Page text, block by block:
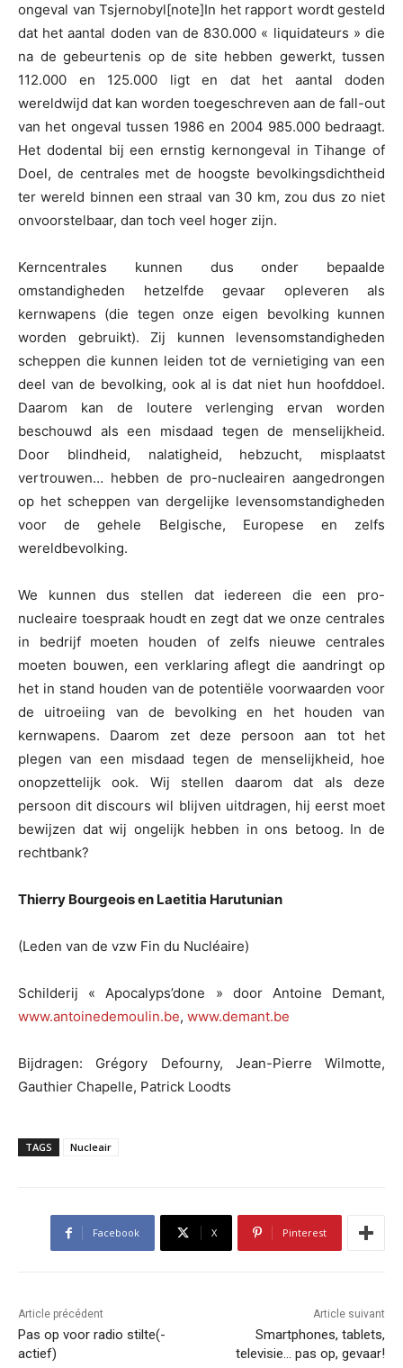
ongeval van Tsjernobyl[note]In het rapport wordt gesteld
dat het aantal doden van de 830.000 « liquidateurs » die
na de gebeurtenis op de site hebben gewerkt, tussen
112.000 en 125.000 ligt en dat het aantal doden
wereldwijd dat kan worden toegeschreven aan de fall-out
van het ongeval tussen 1986 en 2004 985.000 bedraagt.
Het dodental bij een ernstig kernongeval in Tihange of
Doel, de centrales met de hoogste bevolkingsdichtheid
ter wereld binnen een straal van 30 km, zou dus zo niet
onvoorstelbaar, dan toch veel hoger zijn.
Kerncentrales kunnen dus onder bepaalde
omstandigheden hetzelfde gevaar opleveren als
kernwapens (die tegen onze eigen bevolking kunnen
worden gebruikt). Zij kunnen levensomstandigheden
scheppen die kunnen leiden tot de vernietiging van een
deel van de bevolking, ook al is dat niet hun hoofddoel.
Daarom kan de loutere verlenging ervan worden
beschouwd als een misdaad tegen de menselijkheid.
Door blindheid, nalatigheid, hebzucht, misplaatst
vertrouwen… hebben de pro-nucleairen aangedrongen
op het scheppen van dergelijke levensomstandigheden
voor de gehele Belgische, Europese en zelfs
wereldbevolking.
We kunnen dus stellen dat iedereen die een pro-
nucleaire toespraak houdt en zegt dat we onze centrales
in bedrijf moeten houden of zelfs nieuwe centrales
moeten bouwen, een verklaring aflegt die aandringt op
het in stand houden van de potentiële voorwaarden voor
de uitroeiing van de bevolking en het houden van
kernwapens. Daarom zet deze persoon aan tot het
plegen van een misdaad tegen de menselijkheid, hoe
onopzettelijk ook. Wij stellen daarom dat als deze
persoon dit discours wil blijven uitdragen, hij eerst moet
bewijzen dat wij ongelijk hebben in ons betoog. In de
rechtbank?
Thierry Bourgeois en Laetitia Harutunian
(Leden van de vzw Fin du Nucléaire)
Schilderij « Apocalyps’done » door Antoine Demant,
www.antoinedemoulin.be, www.demant.be
Bijdragen: Grégory Defourny, Jean-Pierre Wilmotte,
Gauthier Chapelle, Patrick Loodts
TAGS Nucleair
Facebook X Pinterest
Article précédent
Pas op voor radio stilte(-
actief)
Article suivant
Smartphones, tablets,
televisie… pas op, gevaar!